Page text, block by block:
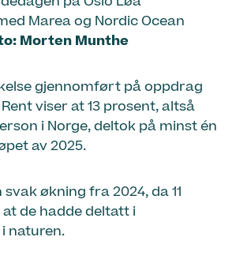
Marea og Nordic Ocean
Morten Munthe
gjennomført på oppdrag
viser at 13 prosent, altså
i Norge, deltok på minst én
av 2025.
økning fra 2024, da 11
de hadde deltatt i
naturen.